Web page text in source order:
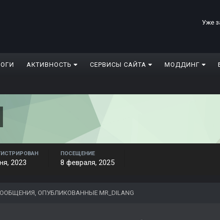
Уже
АКТИВНОСТЬ СЕРВИСЫ САЙТА МОДДИНГ
2023
ПОСЕЩЕНИЕ
8 февраля, 2025
ОПУБЛИКОВАННЫЕ MR_DILANG